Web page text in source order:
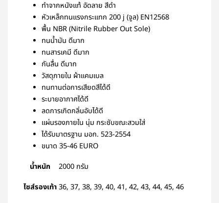
ทำจากหนังแท้ อัดลาย สีดำ
หัวเหล็กทนแรงกระแทก 200 j (จูล) EN12568
พื้น NBR (Nitrile Rubber Out Sole)
ทนน้ำมัน ดีมาก
ทนสารเคมี ดีมาก
กันลื่น ดีมาก
วัสดุภายใน ผ้าแคมเบล
ทนทานต่อการเสียดสีได้ดี
ระบายอากาศได้ดี
ลดการเกิดกลิ่นอับได้ดี
แผ่นรองภายใน นุ่ม กระชับขณะสวมใส่
ได้รับมาตรฐาน มอก. 523-2554
ขนาด 35-46 EURO
น้ำหนัก
2000 กรัม
ไซส์รองเท้า36, 37, 38, 39, 40, 41, 42, 43, 44, 45, 46